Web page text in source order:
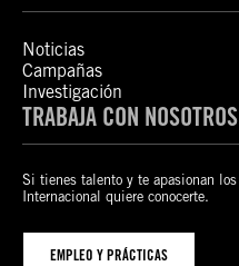
Noticias
Campañas
Investigación
TRABAJA CON NOSOTROS
Si tienes talento y te apasionan
Internacional quiere conocerte.
EMPLEO Y PRÁCTICAS